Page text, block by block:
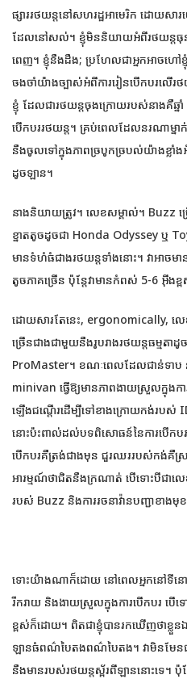
ផ្សាររថយន្តនៅសហរដ្ឋអាមេរិក ដោយសា
ដែលនៅសល់។ ខ្ញុំ​មិន​និយាយ​អំពី​រថយន្ត​ធុន​
ពេញ។ ខ្ញុំនឹងដឹង; ប្រហែលជាអ្នកអាចហៅខ្
ចងចាំយ៉ាងច្បាស់អំពីការរៀនបើកបរលើ
ខ្ញុំ ដែលជារថយន្តចុងក្រោយរបស់នាងគឺឆ្នាំ
បើកបររថយន្ត។ គ្រប់ពេលដែលនរណាម្ន
នឹងចូលទៅក្នុងភាពច្របូកច្របល់យ៉ាងខ្ល
ដូចឡាន។
នាងនិយាយត្រូវ។ លេខសម្គាល់។ Buzz ច្
ខ្នាតតូចដូចជា Honda Odyssey ឬ
មានទំហំធំជាងរថយន្តទាំងនោះ។ វាអាច
តូចភាគច្រើន ប៉ុន្តែវាមានកំពស់ 5-6 អ៊ីងខ្
ដោយសារតែនេះ, ergonomically, លេ
ច្រើន​ជាង​ជាមួយ​នឹង​រូបរាង​រថយន្ត​ធម្មត
ProMaster។ ខណៈពេលដែលជាន់ទាប
minivan ធ្វើឱ្យមានភាពងាយស្រួលក្នុងកា
ឡើងជណ្តើរដើម្បីទៅខាងក្រោយកង់របស់
នោះប៉ះពាល់ដល់បទពិសោធន៍នៃការបើកប
បើកបរគឺត្រង់ជាងមុន ជួរឈររបស់កង់គឺស្
អារម្មណ៍ថាជិតនឹងក្រណាត់ បើទោះបីជាល
របស់ Buzz និងការរចនាវ៉ានបញ្ជាខាងមុខក្
ទោះយ៉ាងណាក៏ដោយ នៅពេលអ្នកនៅទីនោ
រីករាយ និងងាយស្រួលក្នុងការបើកបរ បើទ
ខ្ពស់ក៏ដោយ។ ពិត​ជា​ខ្ញុំ​បាន​រក​ឃើញ​ថា​ខ្
ឡាន​ធំ​ពណ៌​បៃតង​ពណ៌​បៃតង។ វា​មិន​មែន​ជ
នឹង​មាន​របស់​រថយន្ត​ស្ព័រ​ពី​ឡាន​នោះ​ទេ។